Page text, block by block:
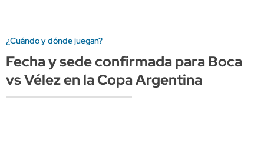
¿Cuándo y dónde juegan?
Fecha y sede confirmada para Boca
vs Vélez en la Copa Argentina